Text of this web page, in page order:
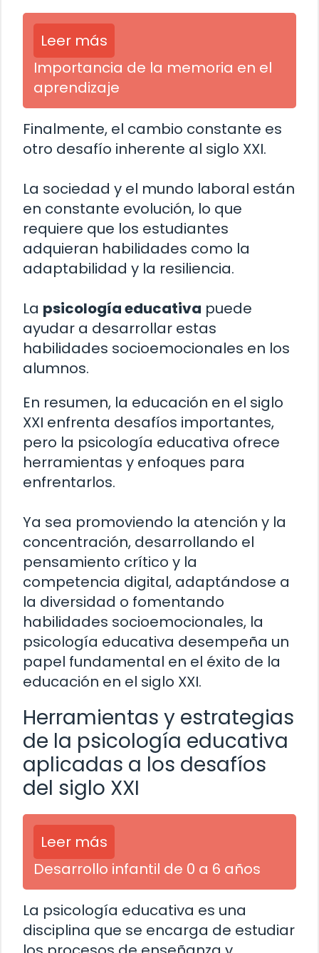
Leer más
Importancia de la memoria en el
aprendizaje
Finalmente, el cambio constante es
otro desafío inherente al siglo XXI.
La sociedad y el mundo laboral están
en constante evolución, lo que
requiere que los estudiantes
adquieran habilidades como la
adaptabilidad y la resiliencia.
La psicología educativa puede
ayudar a desarrollar estas
habilidades socioemocionales en los
alumnos.
En resumen, la educación en el siglo
XXI enfrenta desafíos importantes,
pero la psicología educativa ofrece
herramientas y enfoques para
enfrentarlos.
Ya sea promoviendo la atención y la
concentración, desarrollando el
pensamiento crítico y la
competencia digital, adaptándose a
la diversidad o fomentando
habilidades socioemocionales, la
psicología educativa desempeña un
papel fundamental en el éxito de la
educación en el siglo XXI.
Herramientas y estrategias
de la psicología educativa
aplicadas a los desafíos
del siglo XXI
Leer más
Desarrollo infantil de 0 a 6 años
La psicología educativa es una
disciplina que se encarga de estudiar